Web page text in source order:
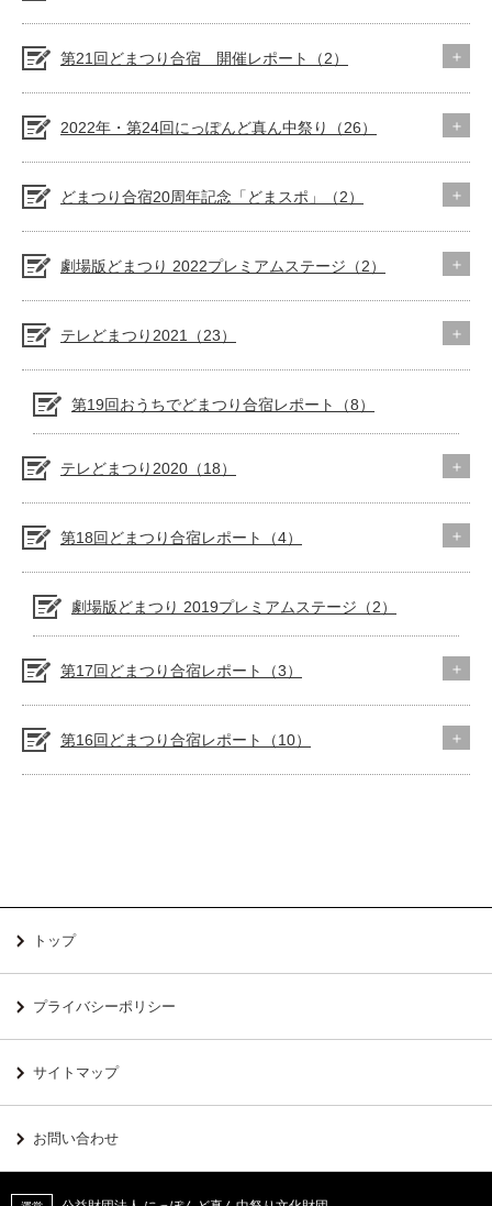
第21回どまつり合宿 開催レポート（2）
2022年・第24回にっぽんど真ん中祭り（26）
どまつり合宿20周年記念「どまスポ」（2）
劇場版どまつり 2022プレミアムステージ（2）
テレどまつり2021（23）
第19回おうちでどまつり合宿レポート（8）
テレどまつり2020（18）
第18回どまつり合宿レポート（4）
劇場版どまつり 2019プレミアムステージ（2）
第17回どまつり合宿レポート（3）
第16回どまつり合宿レポート（10）
トップ
プライバシーポリシー
サイトマップ
お問い合わせ